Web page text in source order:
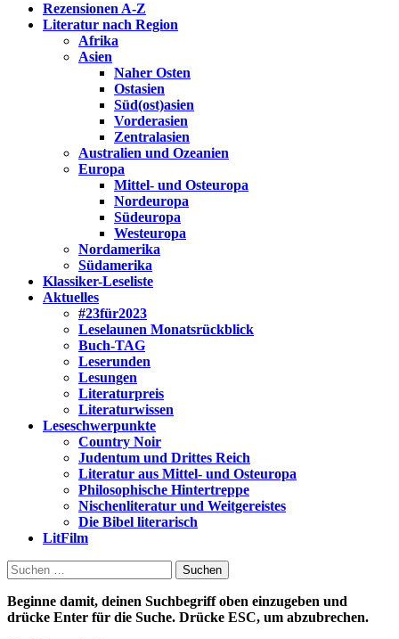
Rezensionen A-Z
Literatur nach Region
Afrika
Asien
Naher Osten
Ostasien
Süd(ost)asien
Vorderasien
Zentralasien
Australien und Ozeanien
Europa
Mittel- und Osteuropa
Nordeuropa
Südeuropa
Westeuropa
Nordamerika
Südamerika
Klassiker-Leseliste
Aktuelles
#23für2023
Leselaunen Monatsrückblick
Buch-TAG
Leserunden
Lesungen
Literaturpreis
Literaturwissen
Leseschwerpunkte
Country Noir
Judentum und Drittes Reich
Literatur aus Mittel- und Osteuropa
Philosophische Hintertreppe
Nischenliteratur und Weitgereistes
Die Bibel literarisch
LitFilm
Suchen
nach:
Beginne damit, deinen Suchbegriff oben einzugeben und
drücke Enter für die Suche. Drücke ESC, um abzubrechen.